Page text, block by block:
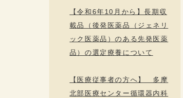
【令和6年10月から】長期収
載品（後発医薬品（ジェネリ
ック医薬品）のある先発医薬
品）の選定療養について
【医療従事者の方へ】 多摩
北部医療センター循環器内科